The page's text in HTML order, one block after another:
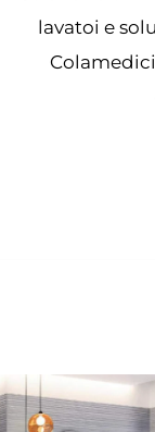
lavatoi e